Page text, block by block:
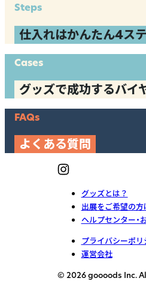
Steps
仕入れはかんたん4ス
Cases
グッズで成功するバイ
FAQs
よくある質問
グッズとは？
出展をご希望の方
ヘルプセンター・
プライバシーポリ
運営会社
© 2026 goooods Inc.